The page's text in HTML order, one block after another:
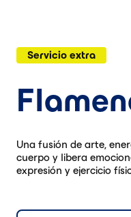
Servicio extra
Una fusión de arte,
cuerpo y libera
expresión y ejercicio